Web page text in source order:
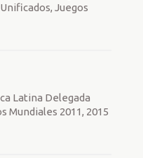
Juegos
Latina Delegada
Mundiales 2011, 2015